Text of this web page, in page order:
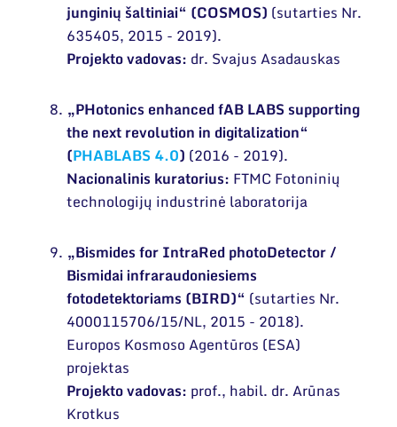
junginių šaltiniai“ (COSMOS) (sutarties Nr.
635405, 2015 - 2019).
Projekto vadovas: dr. Svajus Asadauskas
„PHotonics enhanced fAB LABS supporting
the next revolution in digitalization“
(PHABLABS 4.0) (2016 - 2019).
Nacionalinis kuratorius: FTMC Fotoninių
technologijų industrinė laboratorija
„Bismides for IntraRed photoDetector /
Bismidai infraraudoniesiems
fotodetektoriams (BIRD)“ (sutarties Nr.
4000115706/15/NL, 2015 - 2018).
Europos Kosmoso Agentūros (ESA)
projektas
Projekto vadovas: prof., habil. dr. Arūnas
Krotkus